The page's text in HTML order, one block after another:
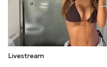
Livestream